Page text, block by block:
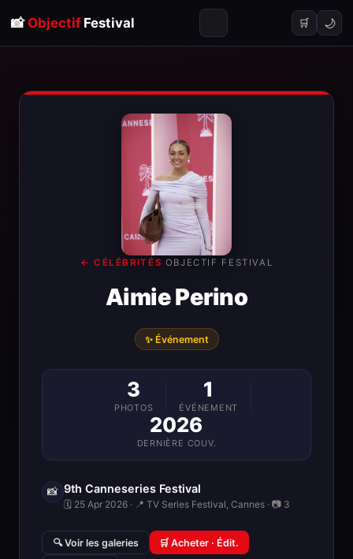
📸 ObjectifFestival 🛒 🌙
← CÉLÉBRITÉS· OBJECTIF FESTIVAL
Aimie Perino
✨ Événement
3
PHOTOS
1
ÉVÉNEMENT
2026
DERNIÈRE COUV.
📸 9th Canneseries Festival
🗓 25 Apr 2026 · 📍 TV Series Festival, Cannes · 📷 3
🔍 Voir les galeries 🛒 Acheter · Édit.